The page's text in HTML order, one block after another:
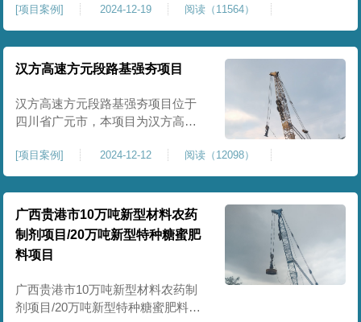
套设置，本次对主要对项目生产车
间区域进行强夯施工，面积约为
20000平方米，要求经强夯后地基承
载力不低于140Kpa。康尚强夯公司
场，设备型号为ZRYG3500C，施工
作业人员按照设计严格施工。
[项目案例] 2024-12-19 阅读（11564）
汉方高速方元段路基强夯项目
汉方高速方元段路基强夯项目位于
四川省广元市，本项目为汉方高速
240000平方米，施工周期长，待路
基回填达到设计标高后，强夯施工
一次。我司于土方单位交叉作业。
康尚强夯公司于2024年10月20日安
排设备人员进场，按照图纸设计施
工。
[项目案例] 2024-12-12 阅读（12098）
广西贵港市10万吨新型材料农药
制剂项目/20万吨新型特种糖蜜肥
料项目
广西贵港市10万吨新型材料农药制
剂项目/20万吨新型特种糖蜜肥料项